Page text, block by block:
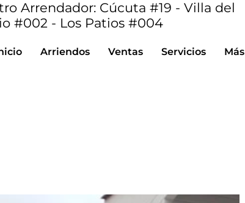
Arriendos Ventas Servicios Más
Arrendador: Cúcuta #19 - Villa del
#002 - Los Patios #004